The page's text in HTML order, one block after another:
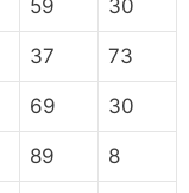
59 30
37 73
69 30
89 8